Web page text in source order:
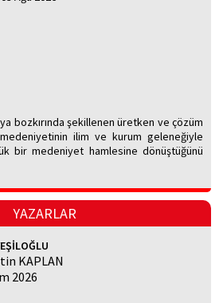
bozkırında şekillenen üretken ve çözüm
medeniyetinin ilim ve kurum geleneğiyle
bir medeniyet hamlesine dönüştüğünü
YAZARLAR
KAPLAN
2026